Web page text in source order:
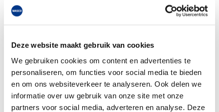
Deze website maakt gebruik van cookies
We gebruiken cookies om content en advertenties te
personaliseren, om functies voor social media te bieden
en om ons websiteverkeer te analyseren. Ook delen we
informatie over uw gebruik van onze site met onze
partners voor social media, adverteren en analyse. Deze